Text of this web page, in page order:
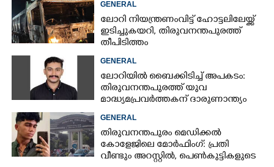
GENERAL
ലോറി നിയന്ത്രണംവിട്ട് ഹോട്ടലിലേയ്ക്ക്
ഇടിച്ചുകയറി, തിരുവനന്തപുരത്ത്
തീപിടിത്തം
GENERAL
ലോറിയിൽ ബൈക്കിടിച്ച് അപകടം:
തിരുവനന്തപുരത്ത് യുവ
മാദ്ധ്യമപ്രവർത്തകന് ദാരുണാന്ത്യം
GENERAL
തിരുവനന്തപുരം മെഡിക്കൽ
കോളേജിലെ മോർഫിംഗ്: പ്രതി
വീണ്ടും അറസ്റ്റിൽ, പെൺകുട്ടികളുടെ